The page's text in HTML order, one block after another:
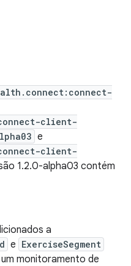
client-
e
client-
1.2.0-alpha03 contém
a
e ExerciseSegment
monitoramento de